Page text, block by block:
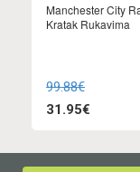
Manchester City
Kratak Rukavima
99.88€
31.95€